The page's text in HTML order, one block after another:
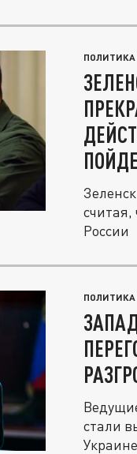
ПОЛИТИКА
считая,
России
ПОЛИТИКА
стали